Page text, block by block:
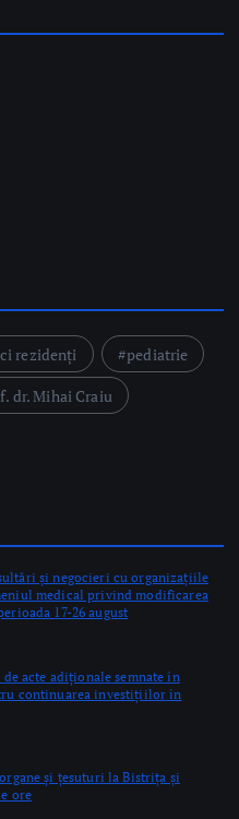
rezidenți
pediatrie
dr. Mihai Craiu
și negocieri cu organizațiile
medical privind modificarea
17-26 august
acte adiționale semnate în
continuarea investițiilor în
și țesuturi la Bistrița și
ore